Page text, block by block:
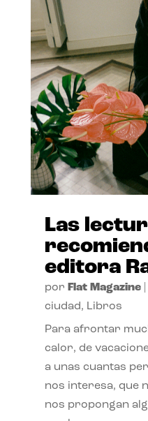
Las
editora
por Flat Magazine|
ciudad, Libros
Para afrontar
calor, de
a unas cuantas
nos interesa, que
nos propongan